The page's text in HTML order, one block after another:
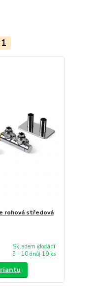
1
rohová středová
Skladem (dodání
5 - 10 dnů) 19 ks